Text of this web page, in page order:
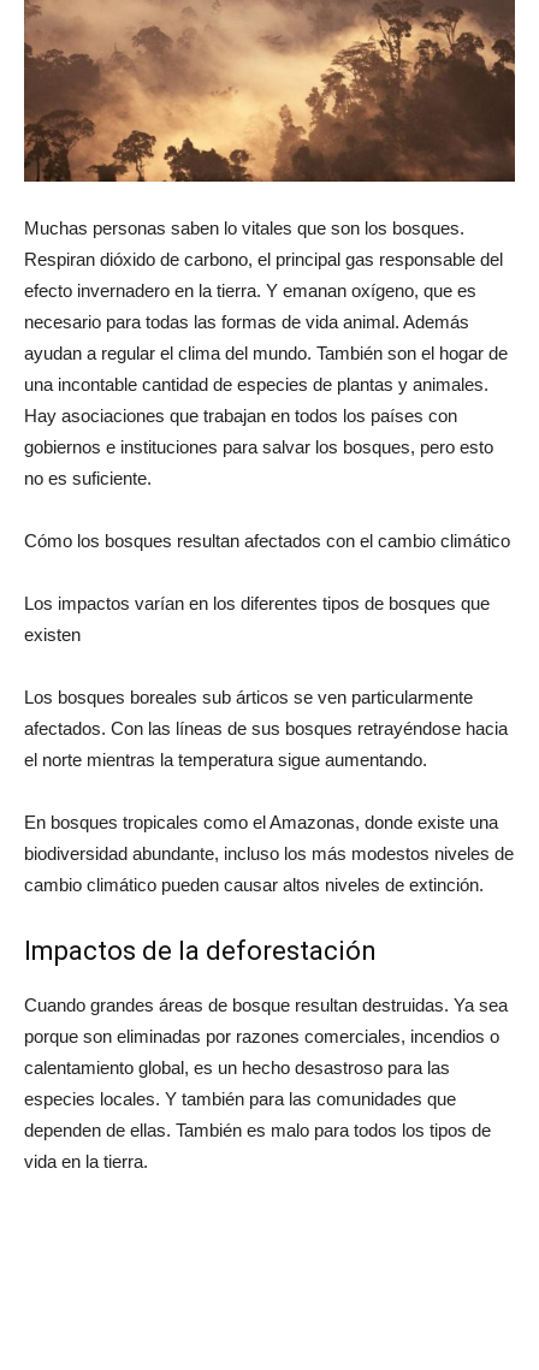
Muchas personas saben lo vitales que son los bosques.
Respiran dióxido de carbono, el principal gas responsable del
efecto invernadero en la tierra. Y emanan oxígeno, que es
necesario para todas las formas de vida animal. Además
ayudan a regular el clima del mundo. También son el hogar de
una incontable cantidad de especies de plantas y animales.
Hay asociaciones que trabajan en todos los países con
gobiernos e instituciones para salvar los bosques, pero esto
no es suficiente.
Cómo los bosques resultan afectados con el cambio climático
Los impactos varían en los diferentes tipos de bosques que
existen
Los bosques boreales sub árticos se ven particularmente
afectados. Con las líneas de sus bosques retrayéndose hacia
el norte mientras la temperatura sigue aumentando.
En bosques tropicales como el Amazonas, donde existe una
biodiversidad abundante, incluso los más modestos niveles de
cambio climático pueden causar altos niveles de extinción.
Impactos de la deforestación
Cuando grandes áreas de bosque resultan destruidas. Ya sea
porque son eliminadas por razones comerciales, incendios o
calentamiento global, es un hecho desastroso para las
especies locales. Y también para las comunidades que
dependen de ellas. También es malo para todos los tipos de
vida en la tierra.